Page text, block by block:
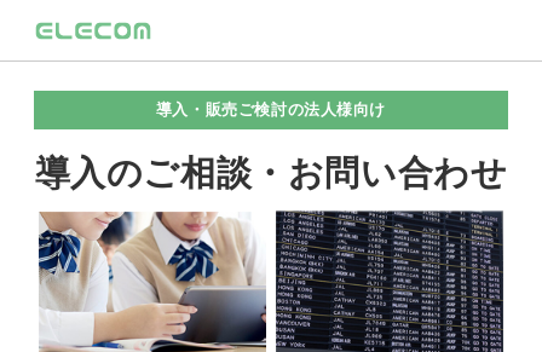
導入・販売ご検討の法人様向け
導入のご相談・お問い合わせ